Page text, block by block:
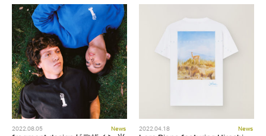
2022.08.05 News 2022.04.18 News